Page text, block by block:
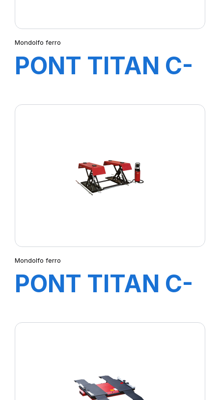
Mondolfo ferro
PONT TITAN C-
Mondolfo ferro
PONT TITAN C-